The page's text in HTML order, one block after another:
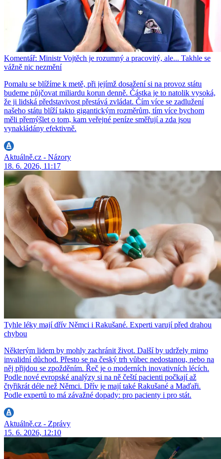
Komentář: Ministr Vojtěch je rozumný a pracovitý, ale... Takhle se
vážně nic nezmění
Pomalu se blížíme k metě, při jejímž dosažení si na provoz státu
budeme půjčovat miliardu korun denně. Částka je to natolik vysoká,
že ji lidská představivost přestává zvládat. Čím více se zadlužení
našeho státu blíží takto gigantickým rozměrům, tím více bychom
měli přemýšlet o tom, kam veřejné peníze směřují a zda jsou
vynakládány efektivně.
Aktuálně.cz - Názory
18. 6. 2026, 11:17
Tyhle léky mají dřív Němci i Rakušané. Experti varují před drahou
chybou
Některým lidem by mohly zachránit život. Další by udržely mimo
invalidní důchod. Přesto se na český trh vůbec nedostanou, nebo na
něj přijdou se zpožděním. Řeč je o moderních inovativních lécích.
Podle nové evropské analýzy si na ně čeští pacienti počkají až
čtyřikrát déle než Němci. Dřív je mají také Rakušané a Maďaři.
Podle expertů to má závažné dopady: pro pacienty i pro stát.
Aktuálně.cz - Zprávy
15. 6. 2026, 12:10